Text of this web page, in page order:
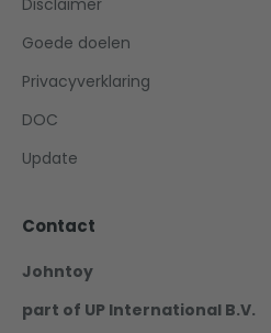
Goede doelen
Privacyverklaring
DOC
Update
Contact
Johntoy
part of UP International B.V.